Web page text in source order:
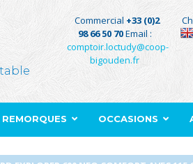
Commercial +33 (0)2
98 66 50 70Email :
comptoir.loctudy@coop-
bigouden.fr
REMORQUES OCCASIONS